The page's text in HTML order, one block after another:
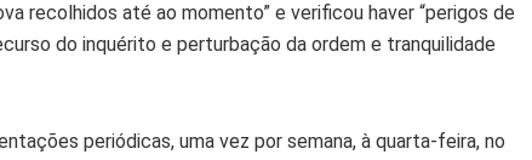
recolhidos até ao momento” e verificou haver “perigos de
do inquérito e perturbação da ordem e tranquilidade
periódicas, uma vez por semana, à quarta-feira, no